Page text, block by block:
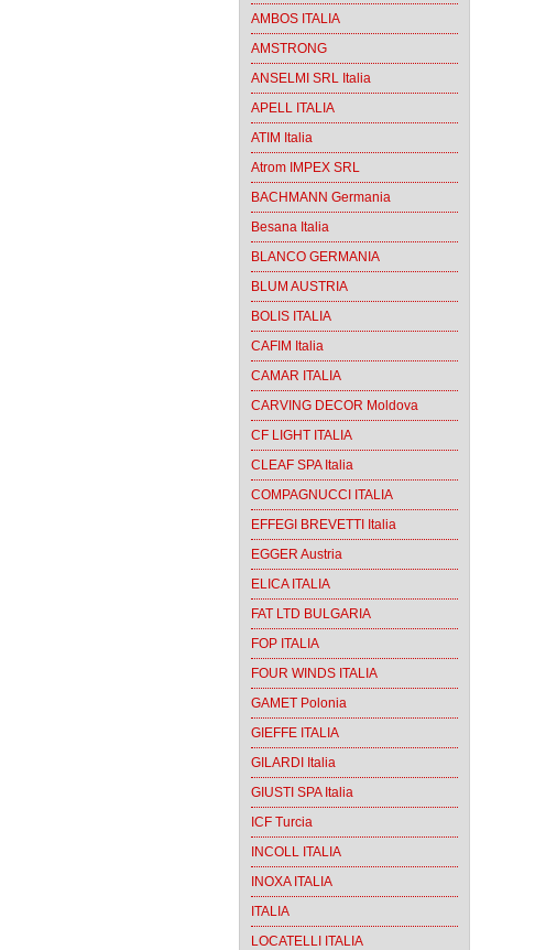
AMBOS ITALIA
AMSTRONG
ANSELMI SRL Italia
APELL ITALIA
ATIM Italia
Atrom IMPEX SRL
BACHMANN Germania
Besana Italia
BLANCO GERMANIA
BLUM AUSTRIA
BOLIS ITALIA
CAFIM Italia
CAMAR ITALIA
CARVING DECOR Moldova
CF LIGHT ITALIA
CLEAF SPA Italia
COMPAGNUCCI ITALIA
EFFEGI BREVETTI Italia
EGGER Austria
ELICA ITALIA
FAT LTD BULGARIA
FOP ITALIA
FOUR WINDS ITALIA
GAMET Polonia
GIEFFE ITALIA
GILARDI Italia
GIUSTI SPA Italia
ICF Turcia
INCOLL ITALIA
INOXA ITALIA
ITALIA
LOCATELLI ITALIA